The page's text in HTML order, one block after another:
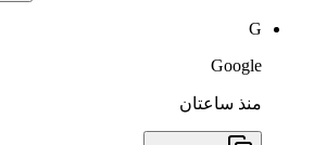
G
Google
منذ ساعتان